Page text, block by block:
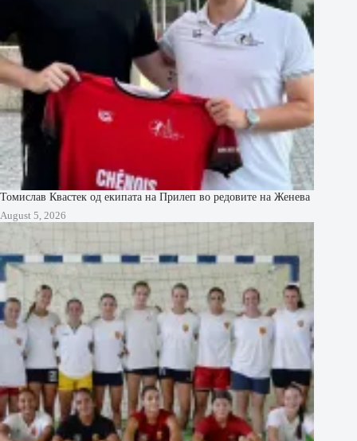
Томислав Квастек од екипата на Прилеп во редовите на Женева
August 5, 2026